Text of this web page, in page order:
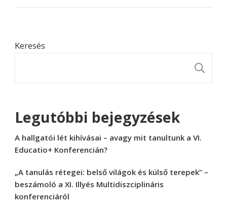
Keresés
Legutóbbi bejegyzések
A hallgatói lét kihívásai – avagy mit tanultunk a VI.
Educatio+ Konferencián?
„A tanulás rétegei: belső világok és külső terepek” –
beszámoló a XI. Illyés Multidiszciplináris
konferenciáról